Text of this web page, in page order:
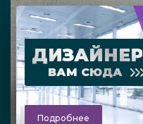
ДИЗАЙНЕР
ВАМ СЮДА
Подробнее